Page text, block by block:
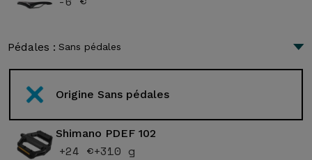
Pédales : Sans pédales
Origine Sans pédales
Shimano PDEF 102
+24 €+310 g